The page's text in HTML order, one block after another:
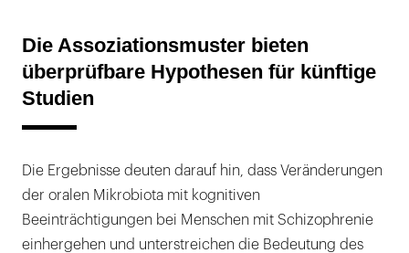
Die Assoziationsmuster bieten
überprüfbare Hypothesen für künftige
Studien
Die Ergebnisse deuten darauf hin, dass Veränderungen
der oralen Mikrobiota mit kognitiven
Beeinträchtigungen bei Menschen mit Schizophrenie
einhergehen und unterstreichen die Bedeutung des